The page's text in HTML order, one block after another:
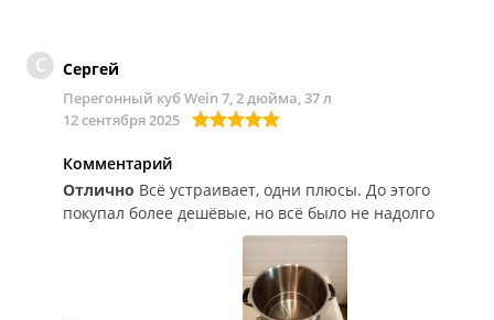
С Сергей
Перегонный куб Wein 7, 2 дюйма, 37 л
12 сентября 2025
Комментарий
Отлично Всё устраивает, одни плюсы. До этого
покупал более дешёвые, но всё было не надолго